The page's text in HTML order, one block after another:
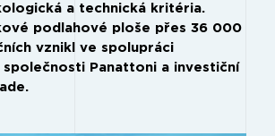
a technická kritéria.
podlahové ploše přes 36 000
vznikl ve spolupráci
Panattoni a investiční